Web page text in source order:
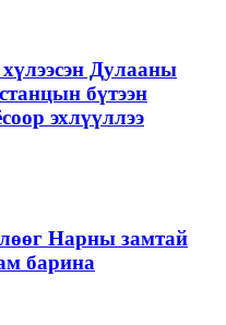
Дулааны
бүтээн
эхлүүллээ
Нарны замтай
барина